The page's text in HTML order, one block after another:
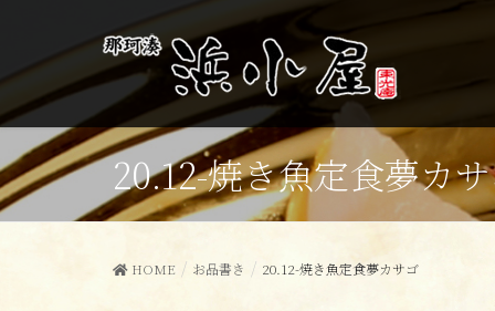
20.12-焼き魚定食夢カ
HOME お品書き 20.12-焼き魚定食夢カサゴ